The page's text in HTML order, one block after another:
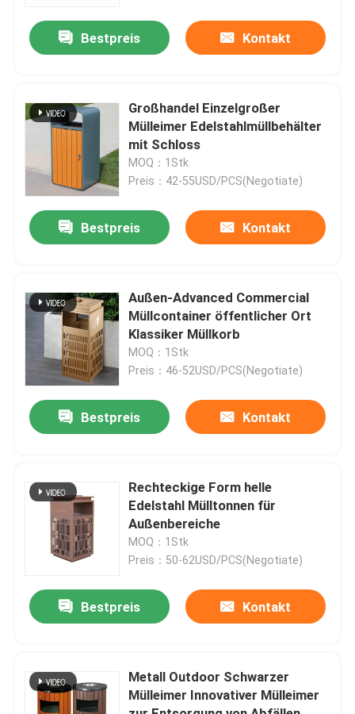
Produkte
Über uns
Fabrik-Ausflug
Kontaktiere uns
Nachrichten
Fordern Sie ein Zitat
Dekorative Metallskulptur
Bestpreis Kontakt
Großhandel Einzelgroßer
Mülleimer Edelstahlmüllbehälter
mit Schloss
MOQ：1Stk
Preis：42-55USD/PCS(Negotiate)
Bestpreis Kontakt
Außen-Advanced Commercial
Müllcontainer öffentlicher Ort
Klassiker Müllkorb
MOQ：1Stk
Preis：46-52USD/PCS(Negotiate)
Bestpreis Kontakt
Rechteckige Form helle
Edelstahl Mülltonnen für
Außenbereiche
MOQ：1Stk
Preis：50-62USD/PCS(Negotiate)
Bestpreis Kontakt
Metall Outdoor Schwarzer
Mülleimer Innovativer Mülleimer